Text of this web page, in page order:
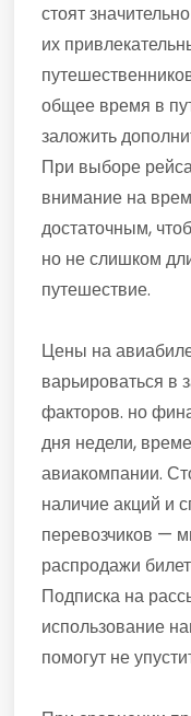
стоят
их
общее время в
заложить
При выборе
внимание на
достаточным,
но не слишком
путешествие.
Цены на
варьироваться в
факторов. но
дня недели,
авиакомпании.
наличие акций и
перевозчиков —
распродажи
Подписка на
использование
помогут не